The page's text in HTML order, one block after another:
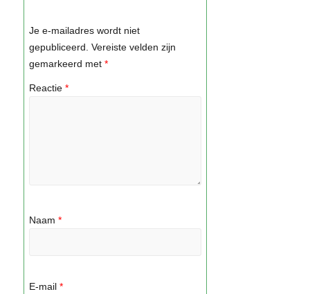
Je e-mailadres wordt niet
gepubliceerd. Vereiste velden zijn
gemarkeerd met *
Reactie *
Naam *
E-mail *